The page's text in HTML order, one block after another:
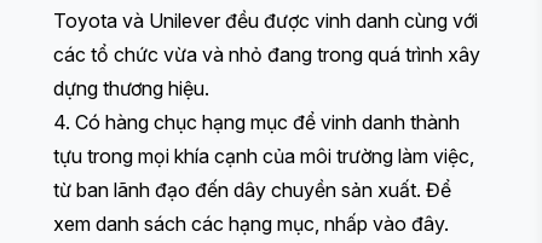
Toyota và Unilever đều được vinh danh cùng với
các tổ chức vừa và nhỏ đang trong quá trình xây
dựng thương hiệu.
4. Có hàng chục hạng mục để vinh danh thành
tựu trong mọi khía cạnh của môi trường làm việc,
từ ban lãnh đạo đến dây chuyền sản xuất. Để
xem danh sách các hạng mục, nhấp vào đây.